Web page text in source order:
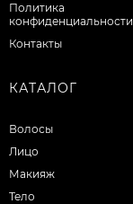
Политика
конфиденциальности
Контакты
КАТАЛОГ
Волосы
Лицо
Макияж
Тело